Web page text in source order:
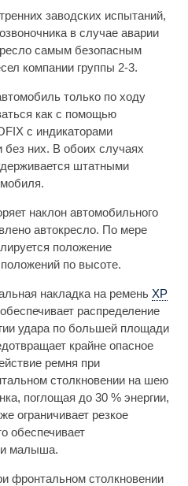
заводских испытаний,
в случае аварии
самым безопасным
компании группы 2-3.
только по ходу
как с помощью
с индикаторами
без них. В обоих случаях
штатными
наклон автомобильного
автокресло. По мере
положение
по высоте.
накладка на ремень XP
обеспечивает распределение
удара по большей площади
крайне опасное
ремня при
столкновении на шею
поглощая до 30 % энергии,
ограничивает резкое
обеспечивает
малыша.
фронтальном столкновении